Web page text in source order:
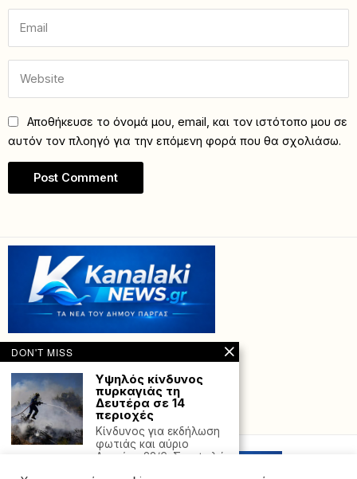
Αποθήκευσε το όνομά μου, email, και τον ιστότοπο μου σε
αυτόν τον πλοηγό για την επόμενη φορά που θα σχολιάσω.
Powered with by Hostville”)
DON'T MISS
Υψηλός κίνδυνος
πυρκαγιάς τη
Δευτέρα σε 14
περιοχές
Κίνδυνος για εκδήλωση
φωτιάς και αύριο
Δευτέρα 22/6. Σε υψηλό